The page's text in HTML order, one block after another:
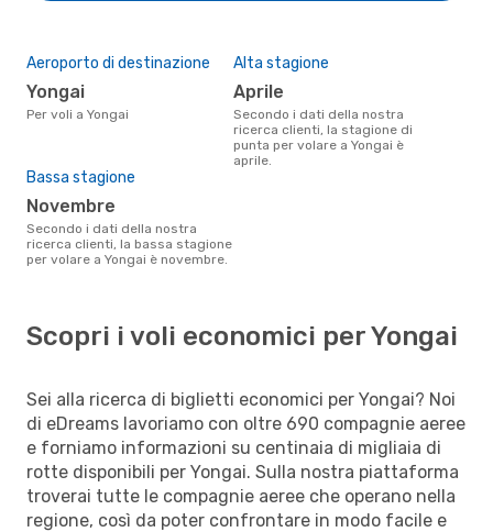
Aeroporto di destinazione
Yongai
Per voli a Yongai
Alta stagione
aprile
Secondo i dati della nostra
ricerca clienti, la stagione di
punta per volare a Yongai è
aprile.
Bassa stagione
novembre
Secondo i dati della nostra
ricerca clienti, la bassa stagione
per volare a Yongai è novembre.
Scopri i voli economici per Yongai
Sei alla ricerca di biglietti economici per Yongai? Noi
di eDreams lavoriamo con oltre 690 compagnie aeree
e forniamo informazioni su centinaia di migliaia di
rotte disponibili per Yongai. Sulla nostra piattaforma
troverai tutte le compagnie aeree che operano nella
regione, così da poter confrontare in modo facile e